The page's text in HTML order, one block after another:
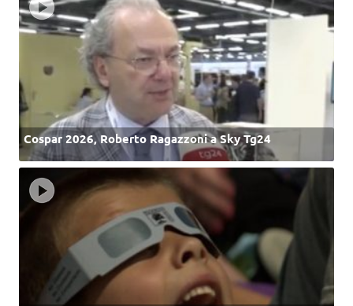
Cospar 2026, Roberto Ragazzoni a Sky Tg24